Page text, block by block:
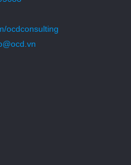
ocdconsulting